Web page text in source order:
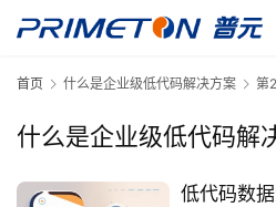
首页 什么是企业级低代码解决方案 第
什么是企业级低代码解
低代码数